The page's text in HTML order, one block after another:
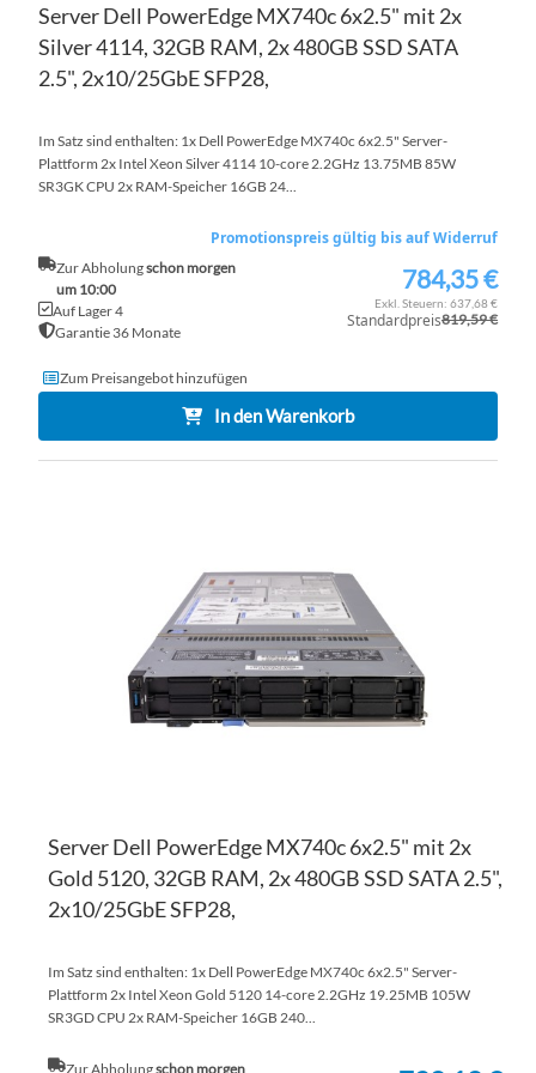
Server Dell PowerEdge MX740c 6x2.5" mit 2x
Silver 4114, 32GB RAM, 2x 480GB SSD SATA
2.5", 2x10/25GbE SFP28,
Im Satz sind enthalten: 1x Dell PowerEdge MX740c 6x2.5" Server-
Plattform 2x Intel Xeon Silver 4114 10-core 2.2GHz 13.75MB 85W
SR3GK CPU 2x RAM-Speicher 16GB 24...
Zur Abholungschon morgen
um 10:00
Auf Lager 4
Garantie 36 Monate
Promotionspreis gültig bis auf Widerruf
Sonderpreis784,35 €
637,68 €
Standardpreis819,59 €
Zum Preisangebot hinzufügen
In den Warenkorb
Server Dell PowerEdge MX740c 6x2.5" mit 2x
Gold 5120, 32GB RAM, 2x 480GB SSD SATA 2.5",
2x10/25GbE SFP28,
Im Satz sind enthalten: 1x Dell PowerEdge MX740c 6x2.5" Server-
Plattform 2x Intel Xeon Gold 5120 14-core 2.2GHz 19.25MB 105W
SR3GD CPU 2x RAM-Speicher 16GB 240...
Zur Abholungschon morgen